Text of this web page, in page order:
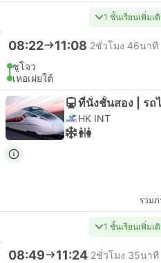
1 ชั้นเรียนเพิ่มเ
08:22 11:08 2ชั่วโมง 46นาที
ซูโจว
เหอเฝยใต้
ที่นั่งชั้นสอง | รถ
HK INT
รวม
1 ชั้นเรียนเพิ่มเ
08:49 11:24 2ชั่วโมง 35นาที